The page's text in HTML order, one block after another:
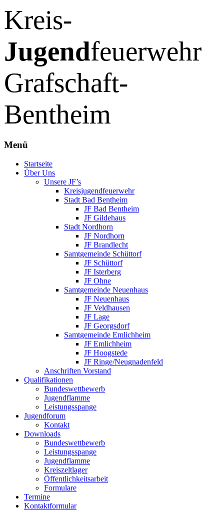
Kreis-
Jugendfeuerwehr
Grafschaft-
Bentheim
Menü
Zum
Inhalt
Startseite
Über Uns
Unsere JF’s
Kreisjugendfeuerwehr
Stadt Bad Bentheim
JF Bad Bentheim
JF Gildehaus
Stadt Nordhorn
JF Nordhorn
JF Brandlecht
Samtgemeinde Schüttorf
JF Schüttorf
JF Isterberg
JF Ohne
Samtgemeinde Neuenhaus
JF Neuenhaus
JF Veldhausen
JF Lage
JF Georgsdorf
Samtgemeinde Emlichheim
JF Emlichheim
JF Hoogstede
JF Ringe/Neugnadenfeld
Anschriften Vorstand
Qualifikationen
Bundeswettbewerb
Jugendflamme
Leistungsspange
Jugendforum
Kontakt
Downloads
Bundeswettbewerb
Leistungsspange
Jugendflamme
Kreiszeltlager
Öffentlichkeitsarbeit
Formulare
Termine
Kontaktformular